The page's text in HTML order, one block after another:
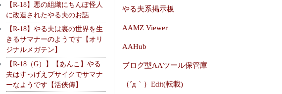
【R-18】悪の組織にちんぽ怪人
に改造されたやる夫のお話
【R-18】やる夫は裏の世界を生
きるサマナーのようです【オリ
ジナルメガテン】
【R-18（G）】【あんこ】やる
夫はすっげえブサイクでサマナ
ーなようです【活俠傳】
やる夫系掲示板
AAMZ Viewer
AAHub
ブログ型AAツール保管庫
（´д｀）Edit(転載)